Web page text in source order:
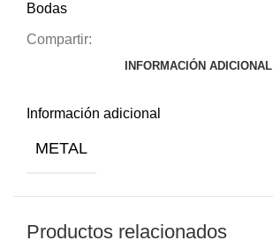
Bodas
Compartir:
INFORMACIÓN ADICIONAL
Información adicional
METAL
Productos relacionados